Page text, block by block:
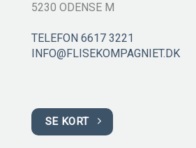
5230 ODENSE M
TELEFON 6617 3221
INFO@FLISEKOMPAGNIET.DK
SE KORT